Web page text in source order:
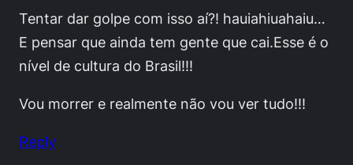
Tentar dar golpe com isso aí?! hauiahiuahaiu…
E pensar que ainda tem gente que cai.Esse é o
nível de cultura do Brasil!!!
Vou morrer e realmente não vou ver tudo!!!
Reply